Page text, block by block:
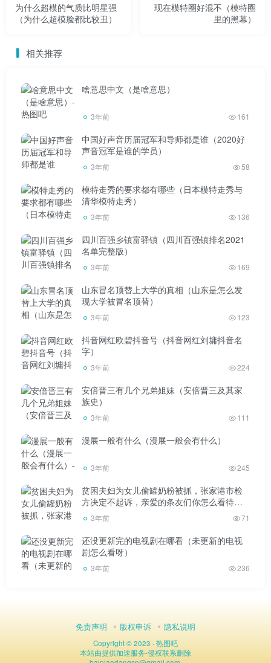
这种嘉宾可能是节目组邀请的。一般女嘉宾比男嘉宾
他们会根据剧本排练各种剧情。还会被告知哪些女嘉宾
不能牵手(可能是签了长期合同)不能及时牵手引起热议。
男女嘉宾在录制前不能见面。一般是为了不让两个人认
识，在舞台上没什么作用。直播录制的时候，一个人可能会
录将近一个小时，最后剪出来十几分钟。
流的机会。即使没有牵手成功，他们公开的联系方式，比如
邮箱，也会收到很多仰慕者的信息。不排除很多人用这个来
yp。
当然也有很想去相亲的人，却遇到了被邀请来“演戏”的
客人。
有一位女客人叫颜瑜。她很胖。没想到和帅哥牵手，下
伤。颜瑜的姐姐在微博中强烈抱怨并责骂她。
我只能说，电视上很多综艺节目不要太当回事，因为为
了保持话题性和收视率，我们肯定会设好剧本走人。只是为
为什么超模的气质比明星强
（为什么超模脸都比较丑）
现在模特圈好混不（模特圈
里的黑幕）
相关推荐
啥意思中文（是啥意思）
3年前 161
中国好声音历届冠军和导师都是谁（2020好
声音冠军是谁的学员）
3年前 58
模特走秀的要求都有哪些（日本模特走秀与
清华模特走秀）
3年前 136
四川百强乡镇富驿镇（四川百强镇排名2021
名单完整版）
3年前 169
山东冒名顶替上大学的真相（山东是怎么发
现大学被冒名顶替）
3年前 123
抖音网红欧碧抖音号（抖音网红刘墉抖音名
字）
3年前 224
安倍晋三有几个兄弟姐妹（安倍晋三及其家
族史）
3年前 111
漫展一般有什么（漫展一般会有什么）
3年前 245
贫困夫妇为女儿偷罐奶粉被抓，张家港市检
方决定不起诉，亲爱的条友们你怎么看待此
事？
3年前 71
还没更新完的电视剧在哪看（未更新的电视
剧怎么看呀）
3年前 236
免责声明 版权申诉 隐私说明
Copyright © 2023 ·热图吧
本站由提供加速服务-侵权联系删除